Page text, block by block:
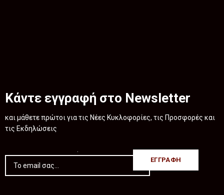
Κάντε εγγραφή στο Newsletter
και μάθετε πρώτοι για τις Νέες Κυκλοφορίες, τις Προσφορές και
τις Εκδηλώσεις